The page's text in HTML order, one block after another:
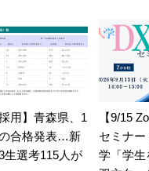
用】青森県、1
合格発表…新
生選考115人が
【9/15
セミナ
学「学生